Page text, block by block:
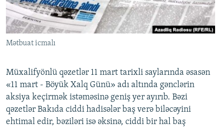
İNFOQRAFIKA
KARIKATURA
AZƏRBAYCAN ƏDƏBIYYATI KITABXANASI
İSLAM VƏ DEMOKRATIYA
İZ - MƏDƏNIYYƏT PROQRAMI
MISSIYAMIZ
PEŞƏ ETIKASI VƏ JURNALISTIKA STANDARTLARIMIZ
MATERIALLARIMIZDAN ISTIFADƏ
BIZIMLƏ ƏLAQƏ
XƏBƏR BÜLLETENLƏRIMIZ
BIZI IZLƏ
Mətbuat icmalı
Müxalifyönlü qəzetlər 11 mart tarixli saylarında əsasən
«11 mart - Böyük Xalq Günü» adı altında gənclərin
aksiya keçirmək istəməsinə geniş yer ayırıb. Bəzi
qəzetlər Bakıda ciddi hadisələr baş verə biləcəyini
ehtimal edir, bəziləri isə əksinə, ciddi bir hal baş